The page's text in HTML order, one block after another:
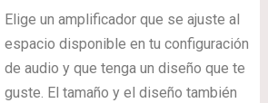
Elige un amplificador que se ajuste al
espacio disponible en tu configuración
de audio y que tenga un diseño que te
guste. El tamaño y el diseño también